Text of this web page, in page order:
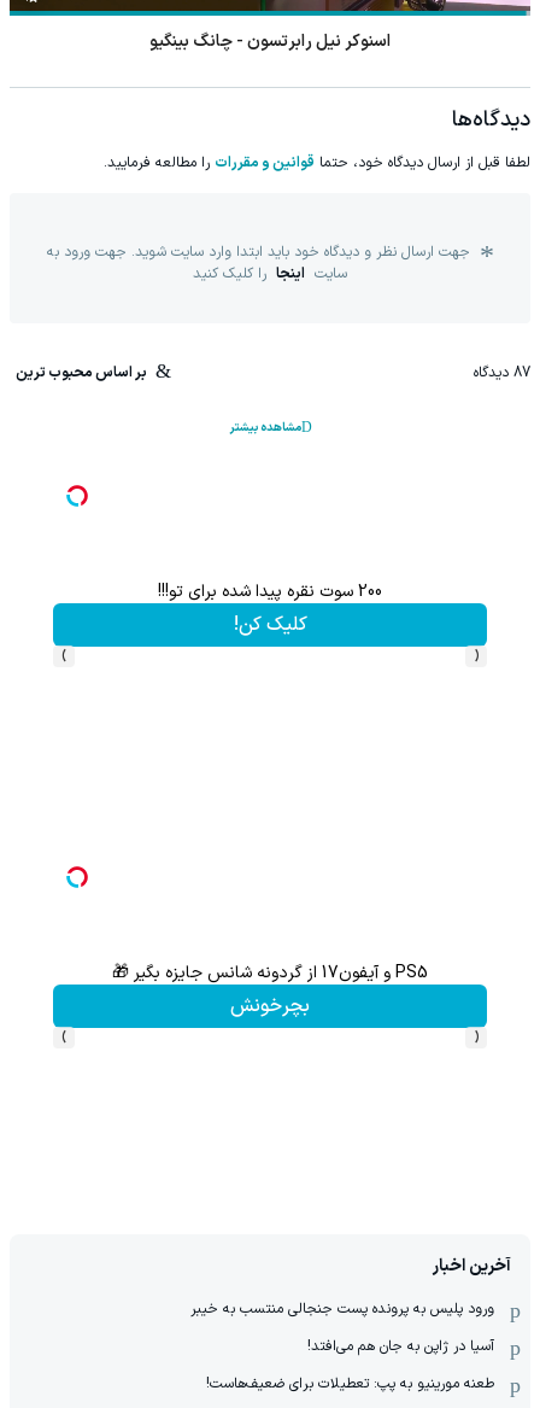
اسنوکر نیل رابرتسون - چانگ بینگیو
دیدگاه‌ها
لطفا قبل از ارسال دیدگاه خود، حتما قوانین و مقررات را مطالعه فرمایید.
جهت ارسال نظر و دیدگاه خود باید ابتدا وارد سایت شوید. جهت ورود به
سایت اینجا را کلیک کنید
87 دیدگاه بر اساس محبوب ترین
مشاهده بیشتر
200 سوت نقره پیدا شده برای تو!!!
کلیک کن!
‹
›
PS5 و آیفون17 از گردونه شانس جایزه بگیر 🎁
بچرخونش
‹
›
آخرین اخبار
ورود پلیس به پرونده پست جنجالی منتسب به خیبر
آسیا در ژاپن به جان هم می‌افتد!
طعنه مورینیو به پپ: تعطیلات برای ضعیف‌هاست!